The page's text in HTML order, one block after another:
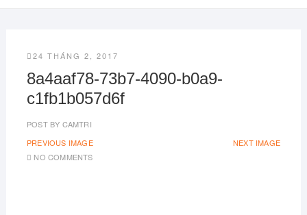
24 THÁNG 2, 2017
8a4aaf78-73b7-4090-b0a9-
c1fb1b057d6f
POST BY CAMTRI
PREVIOUS IMAGE
NEXT IMAGE
NO COMMENTS